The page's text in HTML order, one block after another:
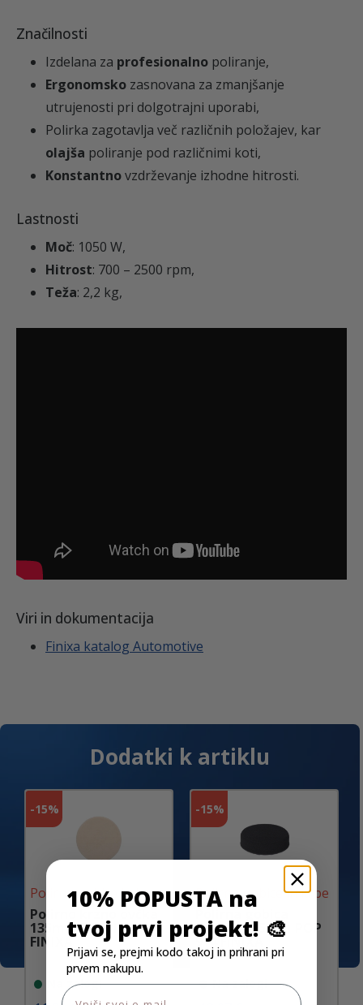
Značilnosti
Izdelana za profesionalno poliranje,
Ergonomsko zasnovana za zmanjšanje
utrujenosti pri dolgotrajni uporabi,
Polirka zagotavlja več različnih položajev, kar
olajša poliranje pod različnimi koti,
Konstantnovzdrževanje izhodne hitrosti.
Lastnosti
Moč: 1050 W,
Hitrost: 700 – 2500 rpm,
Teža: 2,2 kg,
Viri in dokumentacija
Finixa katalog Automotive
Dodatki k artiklu
-15%
Polirne gobice in krpe
Polirno krzno ovčka
135mm POP 114
FINIXA
Na zalogi
-15%
Polirne gobice in krpe
mehka 145mm POP
914 FINIXA
Na zalogi
10% POPUSTA na
tvoj prvi projekt! 🎨
Prijavi se, prejmi kodo takoj in prihrani pri
prvem nakupu.
Email